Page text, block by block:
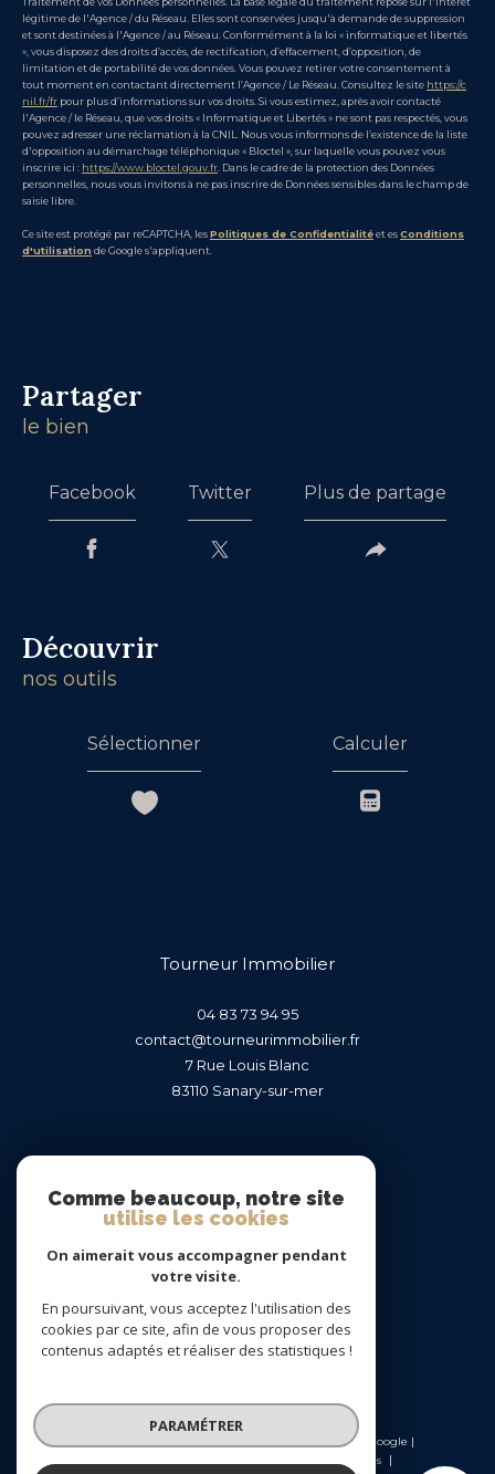
légitime de l'Agence / du Réseau. Elles sont conservées jusqu'à demande de suppression
et sont destinées à l'Agence / au Réseau. Conformément à la loi « informatique et libertés
», vous disposez des droits d’accès, de rectification, d’effacement, d’opposition, de
limitation et de portabilité de vos données. Vous pouvez retirer votre consentement à
tout moment en contactant directement l’Agence / Le Réseau. Consultez le site https://c
nil.fr/fr pour plus d’informations sur vos droits. Si vous estimez, après avoir contacté
l'Agence / le Réseau, que vos droits « Informatique et Libertés » ne sont pas respectés, vous
pouvez adresser une réclamation à la CNIL. Nous vous informons de l’existence de la liste
d'opposition au démarchage téléphonique « Bloctel », sur laquelle vous pouvez vous
inscrire ici : https://www.bloctel.gouv.fr . Dans le cadre de la protection des Données
personnelles, nous vous invitons à ne pas inscrire de Données sensibles dans le champ de
saisie libre.
Ce site est protégé par reCAPTCHA, lesPolitiques de Confidentialitéet esConditions
d'utilisation de Google s'appliquent.
partager
le bien
Facebook Twitter Plus de partage
découvrir
nos outils
Sélectionner Calculer
Tourneur Immobilier
04 83 73 94 95
contact@tourneurimmobilier.fr
7 Rue Louis Blanc
83110
sanary-sur-mer
Adhérents
© 2026 | Tous droits réservés | Traduction powered by Google |
Mentions légales
Comme beaucoup, notre site
utilise les cookies
On aimerait vous accompagner pendant
votre visite.
En poursuivant, vous acceptez l'utilisation des
cookies par ce site, afin de vous proposer des
contenus adaptés et réaliser des statistiques !
PARAMÉTRER